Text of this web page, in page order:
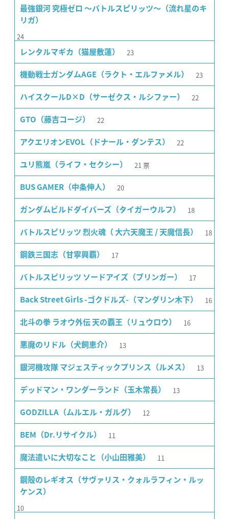
最強銀河 究極ゼロ 〜バトルスピリッツ〜（流れ星のキ
リガ）
24
レンタルマギカ（猫屋敷蓮） 23
機動戦士ガンダムAGE（ラクト・エルファメル） 23
ハイスクールD×D（サーゼクス・ルシファー） 22
GTO（藤吉コージ） 22
アクエリオンEVOL（ドナール・ダンテス） 22
ユリ熊嵐（ライフ・セクシー） 21 票
BUS GAMER（中条伸人） 20
ガンダムビルドダイバーズ（タイガーウルフ） 18
バトルスピリッツ 烈火魂（ 大六天魔王 / 天魔信長） 18
鋼鉄三国志（甘寧興覇） 17
バトルスピリッツ ソードアイズ（ブリンガー） 17
Back Street Girls -ゴクドルズ-（マンダリン木下） 16
北斗の拳 ラオウ外伝 天の覇王（リュウロウ） 16
悪魔のリドル（犬飼恵介） 13
銀河機攻隊 マジェスティックプリンス（ルメス） 13
デッドマン・ワンダーランド（玉木常長） 13
GODZILLA（ムルエル・ガルグ） 12
BEM（Dr.リサイクル） 11
魔法遣いに大切なこと（小山田雅美） 11
鋼殻のレギオス（サヴァリス・クォルラフィン・ルッ
ケンス）
10